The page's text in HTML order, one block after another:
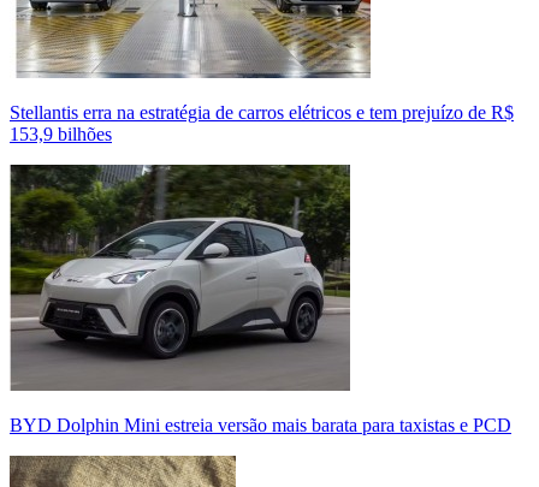
Stellantis erra na estratégia de carros elétricos e tem prejuízo de R$
153,9 bilhões
BYD Dolphin Mini estreia versão mais barata para taxistas e PCD